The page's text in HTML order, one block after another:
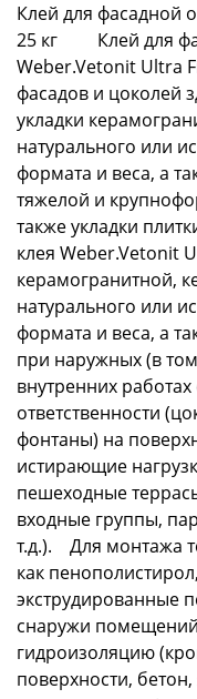
Клей для фасадной
25 кг Клей для
Weber.Vetonit Ultra
фасадов и цоколей
укладки
натурального или
формата и веса, а
тяжелой и
также укладки
клея
керамогранитной,
натурального или
формата и веса, а
при наружных (в
внутренних
ответственности
фонтаны) на
истирающие
пешеходные
входные группы,
т.д.). Для монтажа
как
экструдированные
снаружи
гидроизоляцию
поверхности,